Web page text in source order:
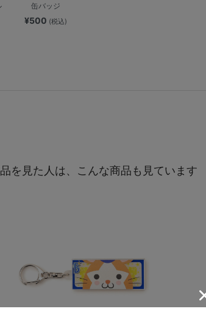
缶バッジ
¥500 (税込)
を見た人は、こんな商品も見ています